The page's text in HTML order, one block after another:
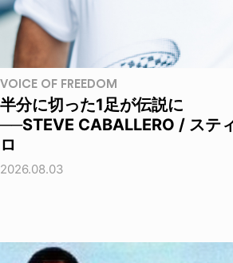
VOICE OF FREEDOM
半分に切った1足が伝説に
──STEVE CABALLERO / ステ
ロ
2026.08.03